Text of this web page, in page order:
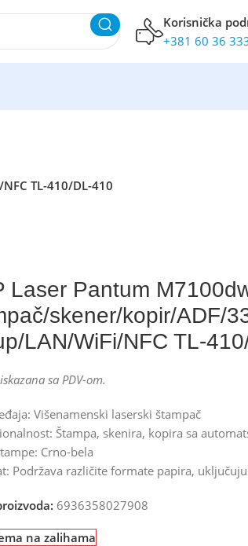
Korisnička
+381 60 36
TL-410/DL-410
Laser Pantum
skener/kopir/ADF/
LAN/WiFi/NFC TL-
sa PDV-om.
Višenamenski laserski štampač
Štampa, skenira, kopira sa
Crno-bela
Podržava različite formate papira,
6936358027908
na zalihama